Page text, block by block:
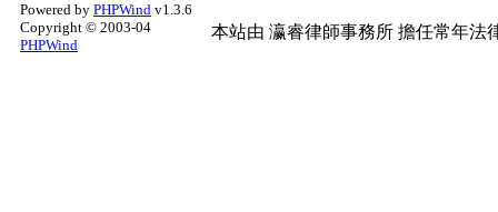
Powered by PHPWind v1.3.6
Copyright © 2003-04
PHPWind
本站由 瀛睿律師事務所 擔任常年法